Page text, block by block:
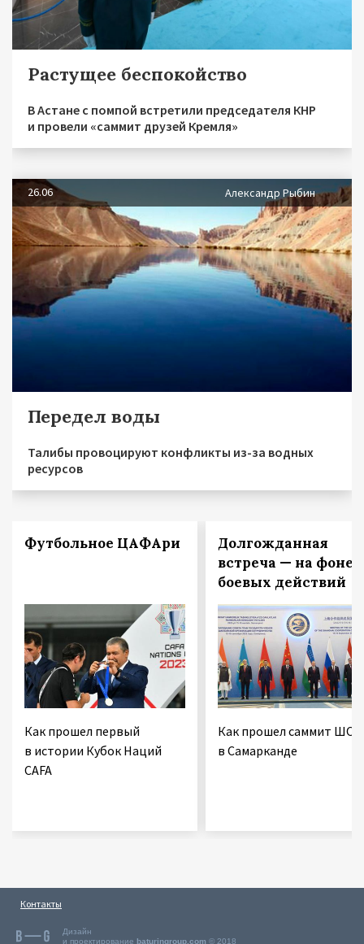
Растущее беспокойство
В Астане с помпой встретили председателя КНР
и провели «саммит друзей Кремля»
26.06 Александр Рыбин
Передел воды
Талибы провоцируют конфликты из-за водных
ресурсов
Футбольное ЦАФАри
Как прошел первый
в истории Кубок Наций
CAFA
Долгожданная
встреча — на фоне
боевых действий
Как прошел саммит ШОС
в Самарканде
Контакты
Дизайн
и проектирование baturingroup.com © 2018